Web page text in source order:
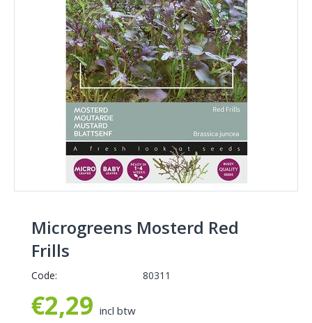
Microgreens Mosterd Red
Frills
Code: 80311
€2,29 incl btw